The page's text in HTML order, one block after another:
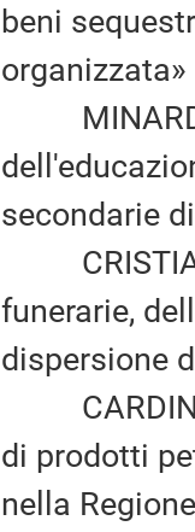
beni
secondarie
CRISTIAN
funerarie,
dispersione
di prodotti
nella